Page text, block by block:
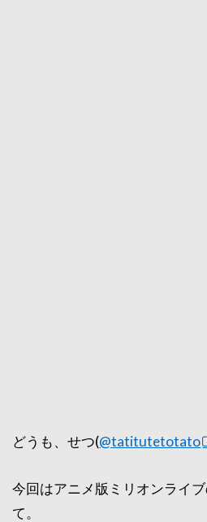
どうも、せつ(@tatitutetotato
今回はアニメ版ミリオンライ
て。